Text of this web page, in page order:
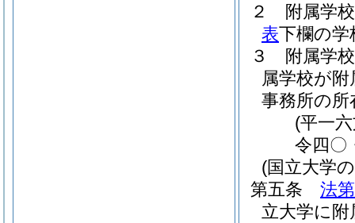
２
附属学
表下欄の
３
附属学
属学校が
事務所の
(平一
令四〇
(国立大学
第五条
法
立大学に